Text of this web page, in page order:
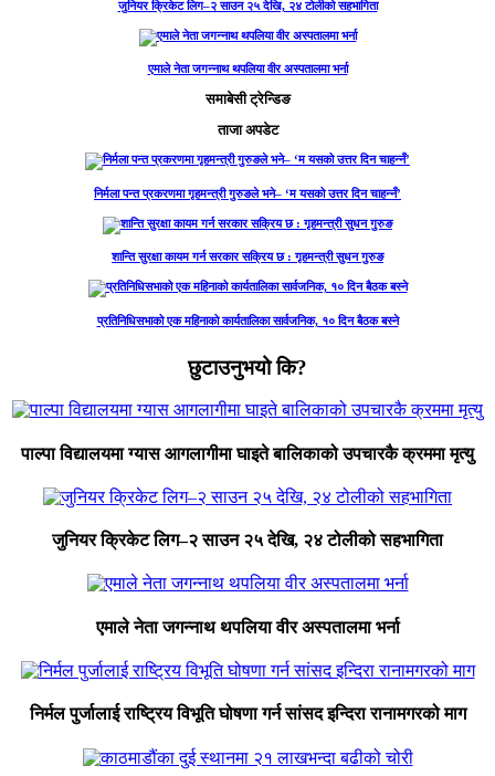
जुनियर क्रिकेट लिग–२ साउन २५ देखि, २४ टोलीको सहभागिता
एमाले नेता जगन्नाथ थपलिया वीर अस्पतालमा भर्ना
समाबेसी ट्रेन्डिङ
ताजा अपडेट
निर्मला पन्त प्रकरणमा गृहमन्त्री गुरुङले भने– ‘म यसको उत्तर दिन चाहन्नँ’
शान्ति सुरक्षा कायम गर्न सरकार सक्रिय छ : गृहमन्त्री सुधन गुरुङ
प्रतिनिधिसभाको एक महिनाको कार्यतालिका सार्वजनिक, १० दिन बैठक बस्ने
छुटाउनुभयो कि?
पाल्पा विद्यालयमा ग्यास आगलागीमा घाइते बालिकाको उपचारकै क्रममा मृत्यु
जुनियर क्रिकेट लिग–२ साउन २५ देखि, २४ टोलीको सहभागिता
एमाले नेता जगन्नाथ थपलिया वीर अस्पतालमा भर्ना
निर्मल पुर्जालाई राष्ट्रिय विभूति घोषणा गर्न सांसद इन्दिरा रानामगरको माग